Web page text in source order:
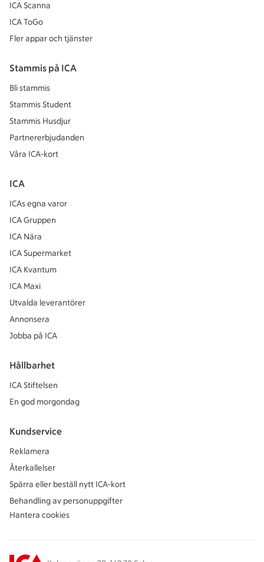
ICA Scanna
ICA ToGo
Fler appar och tjänster
Stammis på ICA
Bli stammis
Stammis Student
Stammis Husdjur
Partnererbjudanden
Våra ICA-kort
ICA
ICAs egna varor
ICA Gruppen
ICA Nära
ICA Supermarket
ICA Kvantum
ICA Maxi
Utvalda leverantörer
Annonsera
Jobba på ICA
Hållbarhet
ICA Stiftelsen
En god morgondag
Kundservice
Reklamera
Återkallelser
Spärra eller beställ nytt ICA-kort
Behandling av personuppgifter
Hantera cookies